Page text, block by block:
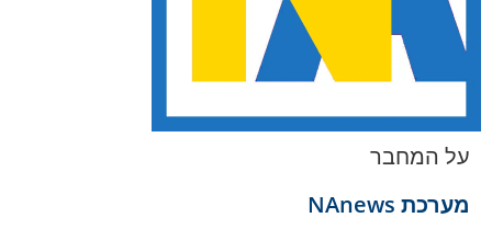
על המחבר
מערכת NAnews